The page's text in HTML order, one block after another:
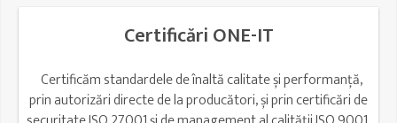
Certificări ONE-IT
Certificăm standardele de înaltă calitate și performanță,
prin autorizări directe de la producători, și prin certificări de